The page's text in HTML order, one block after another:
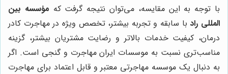
با توجه به این مقایسه، می‌توان نتیجه گرفت که مؤسسه بین
المللی رادبا سابقه و تجربه بیشتر، تخصص ویژه در مهاجرت کادر
درمان، کیفیت خدمات بالاتر و رضایت مشتریان بیشتر، گزینه
مناسب‌تری نسبت به موسسات ایران مهاجرت و گنجی است. اگر
به دنبال یک موسسه مهاجرتی معتبر و قابل اعتماد برای مهاجرت